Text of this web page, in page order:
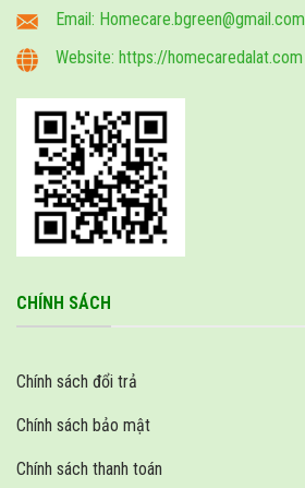
Email: Homecare.bgreen@gmail.com
Website: https://homecaredalat.com
CHÍNH SÁCH
Chính sách đổi trả
Chính sách bảo mật
Chính sách thanh toán